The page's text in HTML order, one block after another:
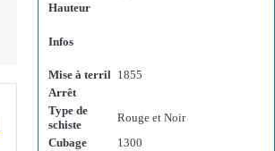
Hauteur
Infos
Mise à terril 1855
Arrêt
Type de
schiste
Rouge et Noir
Cubage
1300